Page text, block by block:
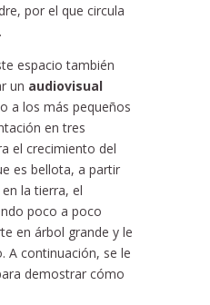
por el que circula
espacio también
un audiovisual
a los más pequeños
en tres
el crecimiento del
es bellota, a partir
la tierra, el
poco a poco
en árbol grande y le
A continuación, se le
demostrar cómo